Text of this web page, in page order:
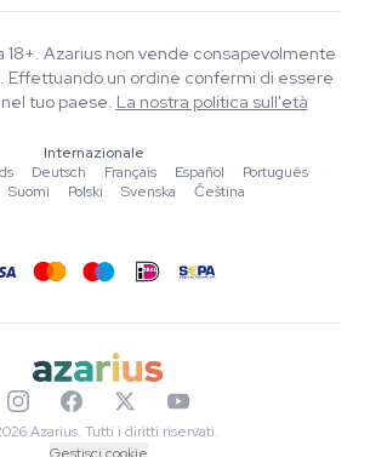
18+. Azarius non vende consapevolmente
Effettuando un ordine confermi di essere
tuo paese. La nostra politica sull'età
Internazionale
·Deutsch ·Français ·Español ·Português
·
·Suomi ·Polski ·Svenska ·Čeština
Azarius. Tutti i diritti riservati.